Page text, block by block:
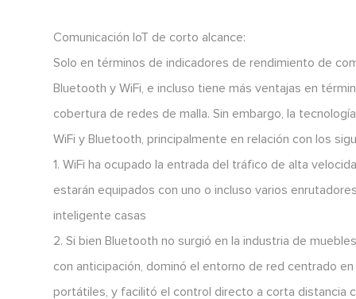
Comunicación IoT de corto alcance:
Solo en términos de indicadores de rendimiento de
Bluetooth y WiFi, e incluso tiene más ventajas en
cobertura de redes de malla. Sin embargo, la
WiFi y Bluetooth, principalmente en relación con los
1. WiFi ha ocupado la entrada del tráfico de alta
estarán equipados con uno o incluso varios
inteligente casas
2. Si bien Bluetooth no surgió en la industria de
con anticipación, dominó el entorno de red centrado
portátiles, y facilitó el control directo a corta distancia